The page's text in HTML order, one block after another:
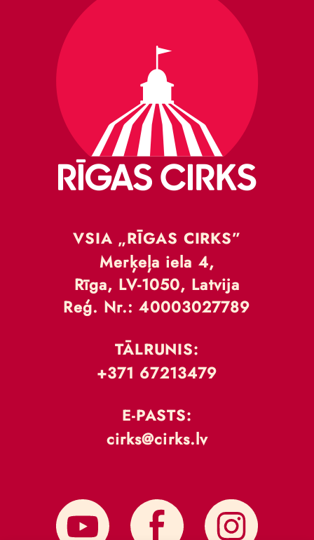
VSIA „RĪGAS CIRKS”
Merķeļa iela 4,
Rīga, LV-1050, Latvija
Reģ. Nr.: 40003027789
TĀLRUNIS:
+371 67213479
E-PASTS:
cirks@cirks.lv